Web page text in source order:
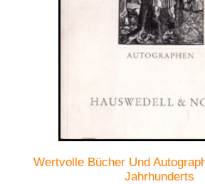
Wertvolle Bücher Und
Jahrhunderts